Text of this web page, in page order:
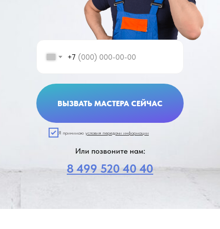
+7
ВЫЗВАТЬ МАСТЕРА СЕЙЧАС
Или позвоните нам:
8 499 520 40 40
Я принимаю условия передачи информации